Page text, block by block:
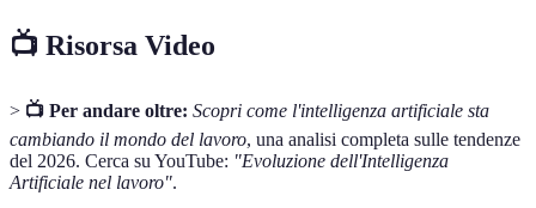
📺 Risorsa Video
> 📺 Per andare oltre: Scopri come l'intelligenza artificiale sta
cambiando il mondo del lavoro, una analisi completa sulle tendenze
del 2026. Cerca su YouTube: "Evoluzione dell'Intelligenza
Artificiale nel lavoro".